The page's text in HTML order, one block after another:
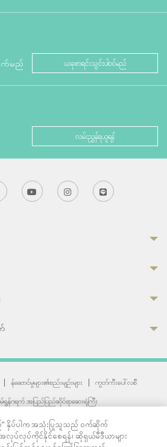
က်မည် ယခုစာရင်းသွင်းပါဝင်မည်
လမ်းညွှန်ရယူရန်
| န်ဆောင်မှုများ၏စည်းမျဉ်းများ |
ကွတ်ကီးပေါ်လစီ
န်ဂရက် အပြည်ပြည်ဆိုင်ရာဆေးရုံကြီး
Bangkok 10110 Thailand.
All rights reserved.
” နှိပ်ပါက အသုံးပြုသူသည် ဝက်ဆိုက်
လုပ်လုပ်ကိုင်နိုင်စေရန်၊ ဆိုရှယ်မီဒီယာများ